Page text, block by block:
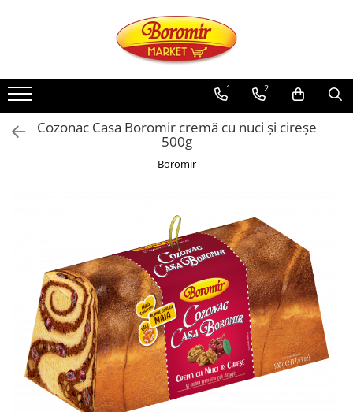
Noutati
Produse de post
Cozonac
Cozonac Casa Boromir
Cozonac Pricomigdala
Cozonac Magnum
Cozonac Vegan (de post)
Cozonac Collection
Cozo-Bun
Cozonac Cadou
Cozonac cu Unt
1 2
Cozonac Casa Boromir cremă cu nuci și cireșe
500g
Boromir